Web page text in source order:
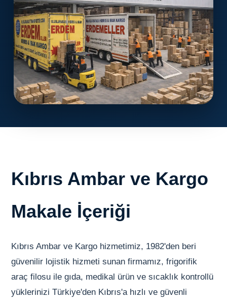
Kıbrıs Ambar ve Kargo
Makale İçeriği
Kıbrıs Ambar ve Kargo hizmetimiz, 1982'den beri
güvenilir lojistik hizmeti sunan firmamız, frigorifik
araç filosu ile gıda, medikal ürün ve sıcaklık kontrollü
yüklerinizi Türkiye'den Kıbrıs'a hızlı ve güvenli